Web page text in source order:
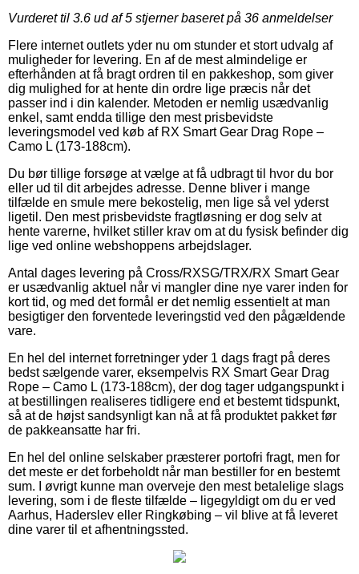
Vurderet til 3.6 ud af 5 stjerner baseret på 36 anmeldelser
Flere internet outlets yder nu om stunder et stort udvalg af
muligheder for levering. En af de mest almindelige er
efterhånden at få bragt ordren til en pakkeshop, som giver
dig mulighed for at hente din ordre lige præcis når det
passer ind i din kalender. Metoden er nemlig usædvanlig
enkel, samt endda tillige den mest prisbevidste
leveringsmodel ved køb af RX Smart Gear Drag Rope –
Camo L (173-188cm).
Du bør tillige forsøge at vælge at få udbragt til hvor du bor
eller ud til dit arbejdes adresse. Denne bliver i mange
tilfælde en smule mere bekostelig, men lige så vel yderst
ligetil. Den mest prisbevidste fragtløsning er dog selv at
hente varerne, hvilket stiller krav om at du fysisk befinder dig
lige ved online webshoppens arbejdslager.
Antal dages levering på Cross/RXSG/TRX/RX Smart Gear
er usædvanlig aktuel når vi mangler dine nye varer inden for
kort tid, og med det formål er det nemlig essentielt at man
besigtiger den forventede leveringstid ved den pågældende
vare.
En hel del internet forretninger yder 1 dags fragt på deres
bedst sælgende varer, eksempelvis RX Smart Gear Drag
Rope – Camo L (173-188cm), der dog tager udgangspunkt i
at bestillingen realiseres tidligere end et bestemt tidspunkt,
så at de højst sandsynligt kan nå at få produktet pakket før
de pakkeansatte har fri.
En hel del online selskaber præsterer portofri fragt, men for
det meste er det forbeholdt når man bestiller for en bestemt
sum. I øvrigt kunne man overveje den mest betalelige slags
levering, som i de fleste tilfælde – ligegyldigt om du er ved
Aarhus, Haderslev eller Ringkøbing – vil blive at få leveret
dine varer til et afhentningssted.